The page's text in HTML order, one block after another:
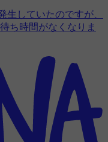
生していたのですが、
ち時間がなくなりま